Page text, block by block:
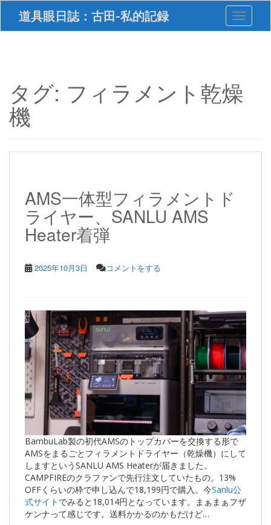
i
道具眼日誌：古田-私的記録 Toggle
タグ: フィラメント乾燥
機
AMS一体型フィラメントド
ライヤー、SANLU AMS
Heater着弾
2025年10月3日 コメントをする
BambuLab製の初代AMSのトップカバーを交換する形で
AMSをまるごとフィラメントドライヤー（乾燥機）にして
しますというSANLU AMS Heaterが届きました。
CAMPFIREのクラファンで先行注文していたもの。13%
OFFくらいの枠で申し込んで18,199円で購入。今Sanlu公
式サイト でみると18,014円となっています。まぁまぁフザ
ケンナって感じです。送料かかるのかもだけど…